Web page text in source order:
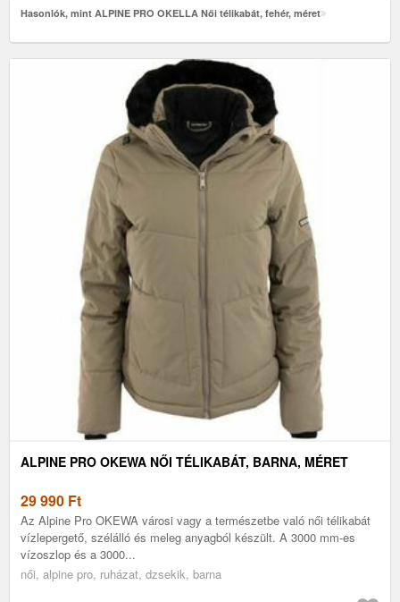
Hasonlók, mint ALPINE PRO OKELLA Női télikabát, fehér, méret
ALPINE PRO OKEWA NŐI TÉLIKABÁT, BARNA, MÉRET
29 990 Ft
Az Alpine Pro OKEWA városi vagy a természetbe való női télikabát
vízlepergető, szélálló és meleg anyagból készült. A 3000 mm-es
vízoszlop és a 3000...
női, alpine pro, ruházat, dzsekik, barna